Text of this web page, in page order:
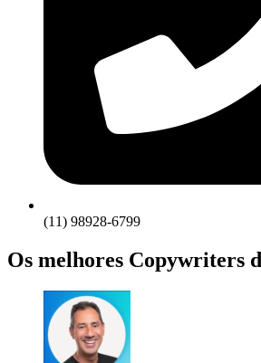
(11) 98928-6799
Os melhores Copywriters